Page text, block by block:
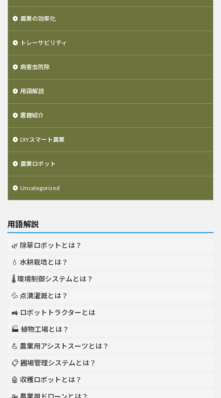
農業の効率化
トレーサビリティ
病害虫防除
用語解説
書籍紹介
DIYスマート農業
農業ロボット
Uncategorized
用語解説
🌿 除草ロボットとは？
💧 水耕栽培とは？
🌡️ 環境制御システムとは？
💦 点滴灌漑とは？
🚜 ロボットトラクターとは
🏭 植物工場とは？
💪 農業用アシストスーツとは？
📋 圃場管理システムとは？
🤖 収穫ロボットとは？
🚁 農業用ドローンとは？